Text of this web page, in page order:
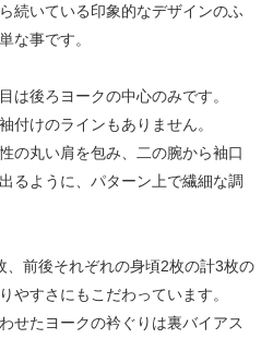
続いている印象的なデザインのふ
な事です。
は後ろヨークの中心のみです。
付けのラインもありません。
の丸い肩を包み、二の腕から袖口
るように、パターン上で繊細な調
、前後それぞれの身頃2枚の計3枚の
やすさにもこだわっています。
せたヨークの衿ぐりは裏バイアス